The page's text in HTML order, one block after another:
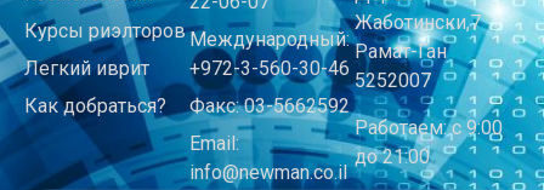
Курсы риэлторов
Легкий иврит
Как добраться?
Международный:
+972-3-560-30-46
Факс: 03-5662592
Email:
info@newman.co.il
Жаботински,7
Рамат-Ган
5252007
Работаем: с 9:00
до 21:00